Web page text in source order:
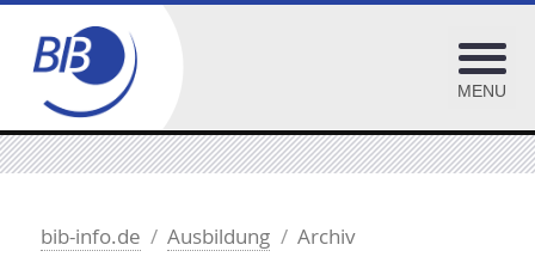
Ausbildungsgänge
bib-info.de Ausbildung Archiv
MENU